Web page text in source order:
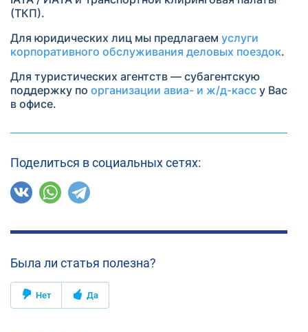
(ТКП).
Для юридических лиц мы предлагаем услуги
корпоративного обслуживания деловых поездок.
Для туристических агентств — субагентскую
поддержку по организации авиа- и ж/д-касс у Вас
в офисе.
Поделиться в социальных сетях:
Была ли статья полезна?
Нет Да